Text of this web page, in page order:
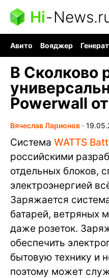
Hi-
Авито Вояджер
В Сколково
Powerwall
Вячеслав Ларионов ∙
Система WATTS
российскими
отдельных блоков,
электроэнергией
Заряжается
батарей, ветряных
даже розеток.
обеспечить
бытовую технику и
поэтому может